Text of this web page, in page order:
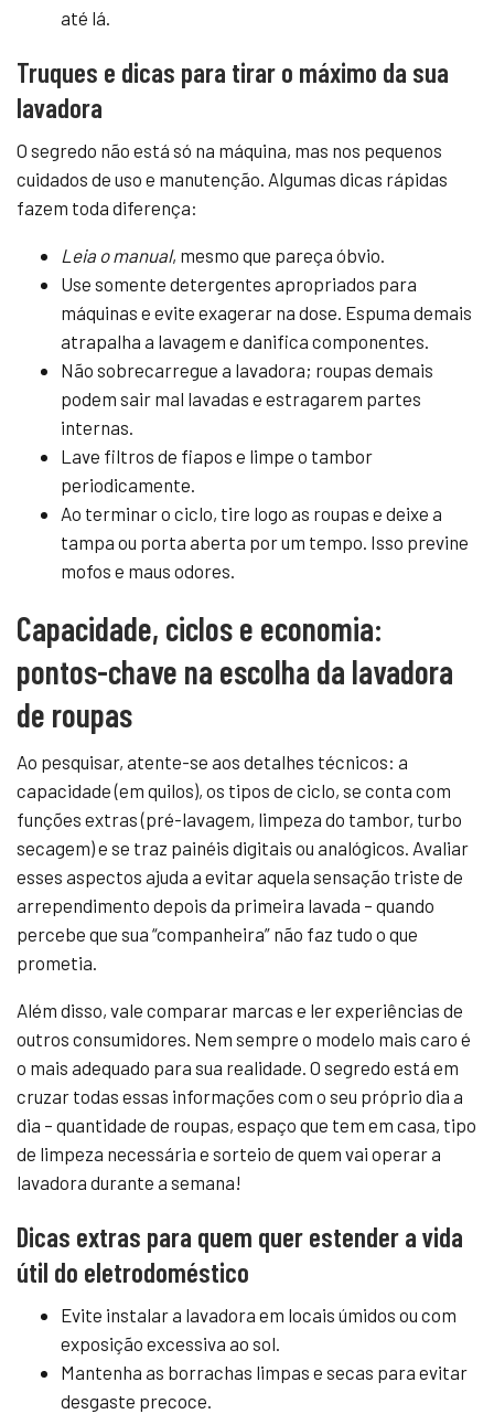
até lá.
Truques e dicas para tirar o máximo da sua
lavadora
O segredo não está só na máquina, mas nos pequenos
cuidados de uso e manutenção. Algumas dicas rápidas
fazem toda diferença:
Leia o manual, mesmo que pareça óbvio.
Use somente detergentes apropriados para
máquinas e evite exagerar na dose. Espuma demais
atrapalha a lavagem e danifica componentes.
Não sobrecarregue a lavadora; roupas demais
podem sair mal lavadas e estragarem partes
internas.
Lave filtros de fiapos e limpe o tambor
periodicamente.
Ao terminar o ciclo, tire logo as roupas e deixe a
tampa ou porta aberta por um tempo. Isso previne
mofos e maus odores.
Capacidade, ciclos e economia:
pontos-chave na escolha da lavadora
de roupas
Ao pesquisar, atente-se aos detalhes técnicos: a
capacidade (em quilos), os tipos de ciclo, se conta com
funções extras (pré-lavagem, limpeza do tambor, turbo
secagem) e se traz painéis digitais ou analógicos. Avaliar
esses aspectos ajuda a evitar aquela sensação triste de
arrependimento depois da primeira lavada – quando
percebe que sua “companheira” não faz tudo o que
prometia.
Além disso, vale comparar marcas e ler experiências de
outros consumidores. Nem sempre o modelo mais caro é
o mais adequado para sua realidade. O segredo está em
cruzar todas essas informações com o seu próprio dia a
dia – quantidade de roupas, espaço que tem em casa, tipo
de limpeza necessária e sorteio de quem vai operar a
lavadora durante a semana!
Dicas extras para quem quer estender a vida
útil do eletrodoméstico
Evite instalar a lavadora em locais úmidos ou com
exposição excessiva ao sol.
Mantenha as borrachas limpas e secas para evitar
desgaste precoce.